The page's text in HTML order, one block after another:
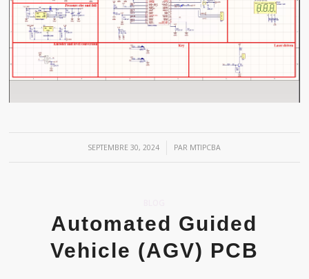
SEPTEMBRE 30, 2024
/ PAR MTIPCBA
Automated Guided
Vehicle (AGV) PCB